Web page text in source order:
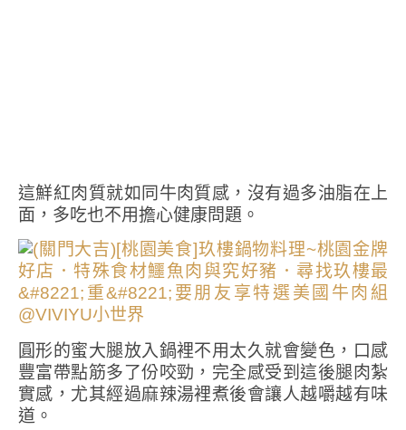
這鮮紅肉質就如同牛肉質感，沒有過多油脂在上
面，多吃也不用擔心健康問題。
圓形的蜜大腿放入鍋裡不用太久就會變色，口感
豐富帶點筋多了份咬勁，完全感受到這後腿肉紮
實感，尤其經過麻辣湯裡煮後會讓人越嚼越有味
道。